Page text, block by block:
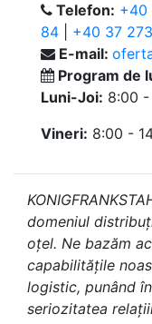
Telefon: +40
84
+40 37
E-mail:
Program de
Luni-Joi: 8:00 -
Vineri: 8:00 -
domeniul
oțel. Ne bazăm
capabilitățile
logistic, punând
seriozitatea